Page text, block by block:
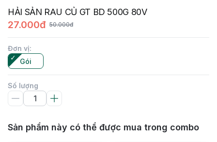
HẢI SẢN RAU CỦ GT BD 500G 80V
27.000đ 50.000đ
Đơn vị:
Gói
Số lượng
Sản phẩm này có thể được mua trong combo